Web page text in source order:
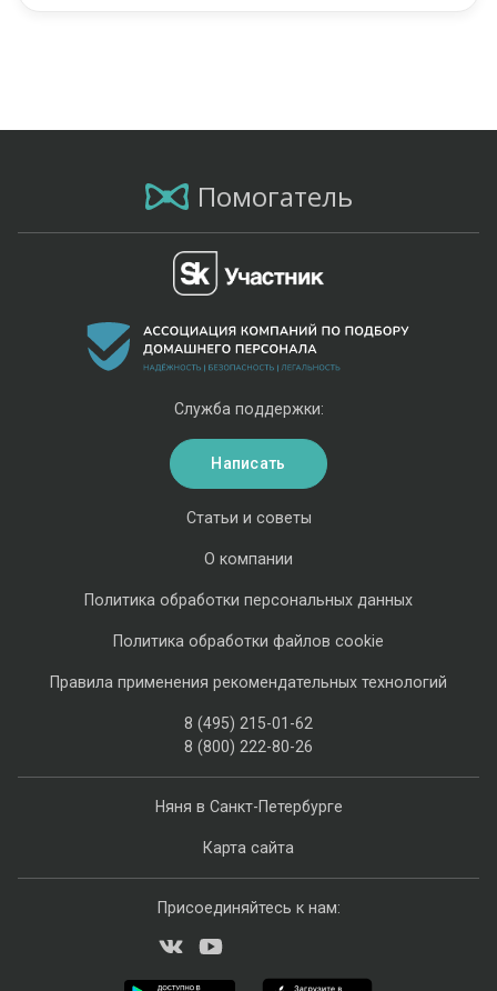
Помогатель
Няня в Санкт-Петербурге
Карта сайта
Статьи и советы
О компании
Политика обработки персональных данных
Политика обработки файлов cookie
Правила применения рекомендательных технологий
8 (495) 215-01-62
8 (800) 222-80-26
Служба поддержки:
Написать
Присоединяйтесь к нам: